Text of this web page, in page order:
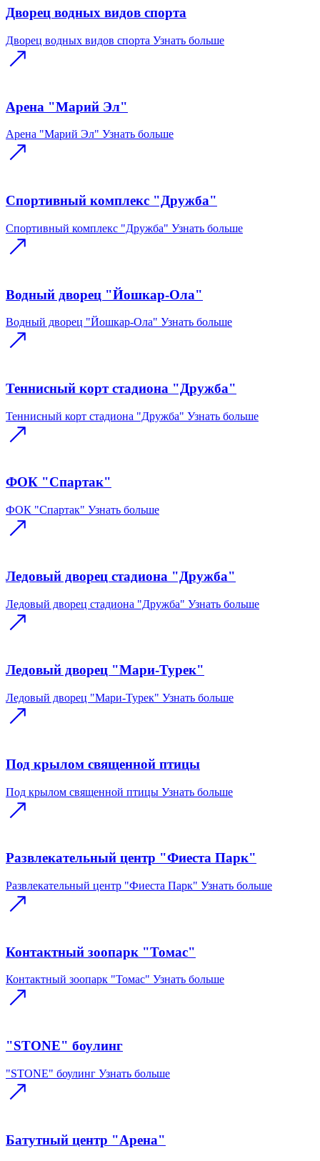
Дворец водных видов спорта
Дворец водных видов спорта Узнать больше
Арена "Марий Эл"
Арена "Марий Эл" Узнать больше
Спортивный комплекс "Дружба"
Спортивный комплекс "Дружба" Узнать больше
Водный дворец "Йошкар-Ола"
Водный дворец "Йошкар-Ола" Узнать больше
Теннисный корт стадиона "Дружба"
Теннисный корт стадиона "Дружба" Узнать больше
ФОК "Спартак"
ФОК "Спартак" Узнать больше
Ледовый дворец стадиона "Дружба"
Ледовый дворец стадиона "Дружба" Узнать больше
Ледовый дворец "Мари-Турек"
Ледовый дворец "Мари-Турек" Узнать больше
Под крылом священной птицы
Под крылом священной птицы Узнать больше
Развлекательный центр "Фиеста Парк"
Развлекательный центр "Фиеста Парк" Узнать больше
Контактный зоопарк "Томас"
Контактный зоопарк "Томас" Узнать больше
"STONE" боулинг
"STONE" боулинг Узнать больше
Батутный центр "Арена"